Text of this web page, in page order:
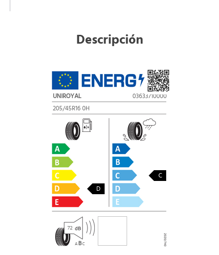
Descripción
UNIROYAL
03633710000
205/45R16 0H
D
C
72
A BC